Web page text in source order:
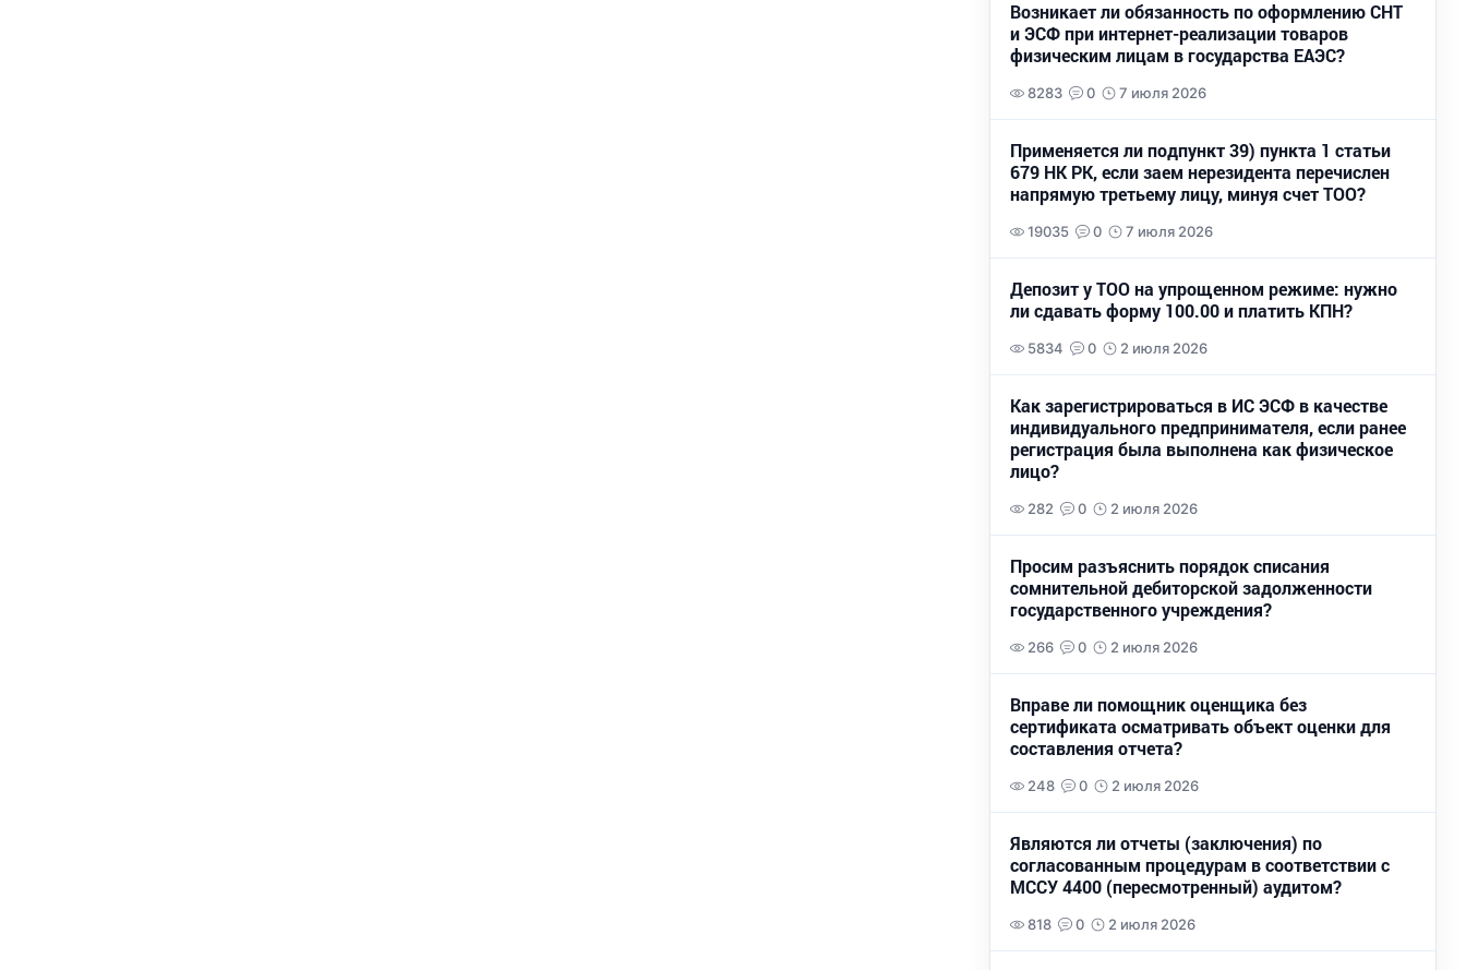
Возникает ли обязанность по оформлению СНТ
и ЭСФ при интернет-реализации товаров
физическим лицам в государства ЕАЭС?
8283 0 7 июля 2026
Применяется ли подпункт 39) пункта 1 статьи
679 НК РК, если заем нерезидента перечислен
напрямую третьему лицу, минуя счет ТОО?
19035 0 7 июля 2026
Депозит у ТОО на упрощенном режиме: нужно
ли сдавать форму 100.00 и платить КПН?
5834 0 2 июля 2026
Как зарегистрироваться в ИС ЭСФ в качестве
индивидуального предпринимателя, если ранее
регистрация была выполнена как физическое
лицо?
282 0 2 июля 2026
Просим разъяснить порядок списания
сомнительной дебиторской задолженности
государственного учреждения?
266 0 2 июля 2026
Вправе ли помощник оценщика без
сертификата осматривать объект оценки для
составления отчета?
248 0 2 июля 2026
Являются ли отчеты (заключения) по
согласованным процедурам в соответствии с
МССУ 4400 (пересмотренный) аудитом?
818 0 2 июля 2026